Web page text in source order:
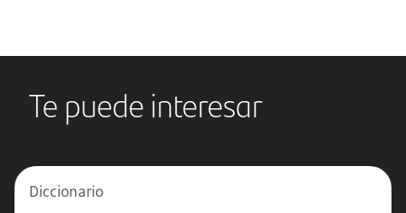
Te puede interesar
Diccionario